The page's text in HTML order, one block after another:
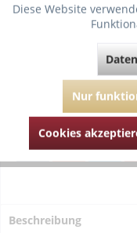
Artikel-Nr.:
Beschreibung
Diese Website
Nur
Cookies